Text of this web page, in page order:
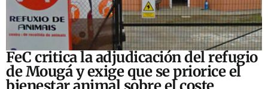
FeC critica la adjudicación del refugio
de Mougá y exige que se priorice el